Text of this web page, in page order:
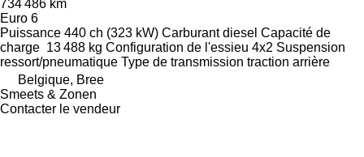
734 486 km
Euro 6
Puissance 440 ch (323 kW) Carburant diesel Capacité de
charge 13 488 kg Configuration de l'essieu 4x2 Suspension
ressort/pneumatique Type de transmission traction arrière
Belgique, Bree
Smeets & Zonen
Contacter le vendeur